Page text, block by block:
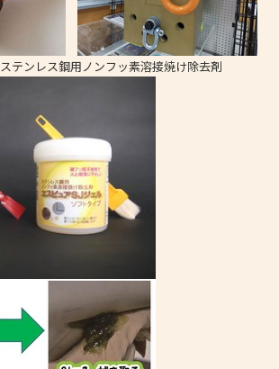
ステンレス鋼用ノンフッ素溶接焼け除去剤